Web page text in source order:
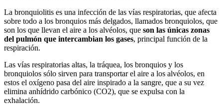
La bronquiolitis es una infección de las vías respiratorias, que afecta
sobre todo a los bronquios más delgados, llamados bronquiolos, que
son los que llevan el aire a los alvéolos, que son las únicas zonas
del pulmón que intercambian los gases, principal función de la
respiración.
Las vías respiratorias altas, la tráquea, los bronquios y los
bronquiolos sólo sirven para transportar el aire a los alvéolos, en
estos el oxígeno pasa del aire inspirado a la sangre, que a su vez
elimina anhídrido carbónico (CO2), que se expulsa con la
exhalación.